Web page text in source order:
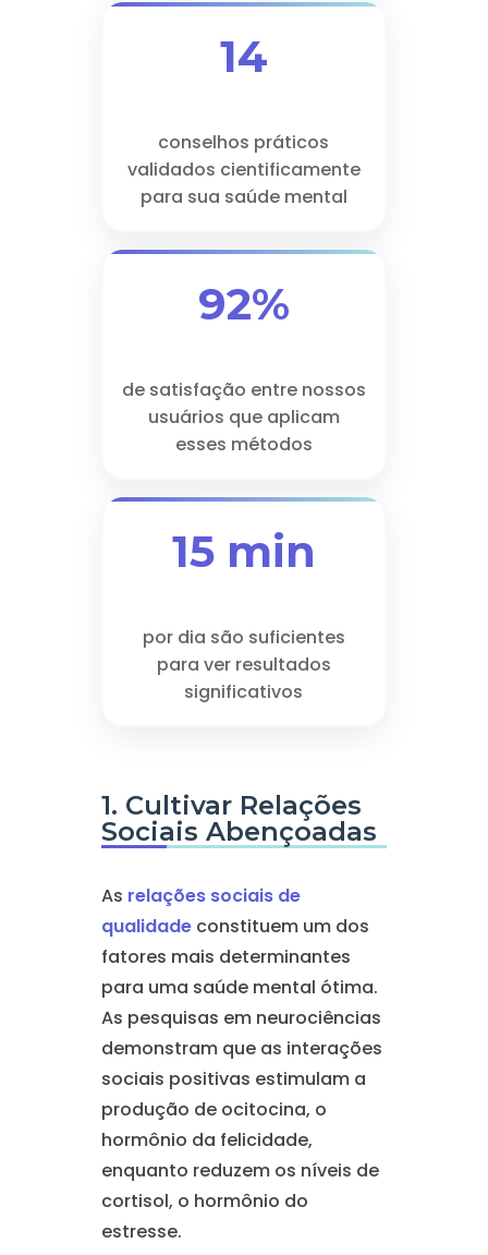
14
conselhos práticos
validados cientificamente
para sua saúde mental
92%
de satisfação entre nossos
usuários que aplicam
esses métodos
15 min
por dia são suficientes
para ver resultados
significativos
1. Cultivar Relações
Sociais Abençoadas
As relações sociais de
qualidadeconstituem um dos
fatores mais determinantes
para uma saúde mental ótima.
As pesquisas em neurociências
demonstram que as interações
sociais positivas estimulam a
produção de ocitocina, o
hormônio da felicidade,
enquanto reduzem os níveis de
cortisol, o hormônio do
estresse.